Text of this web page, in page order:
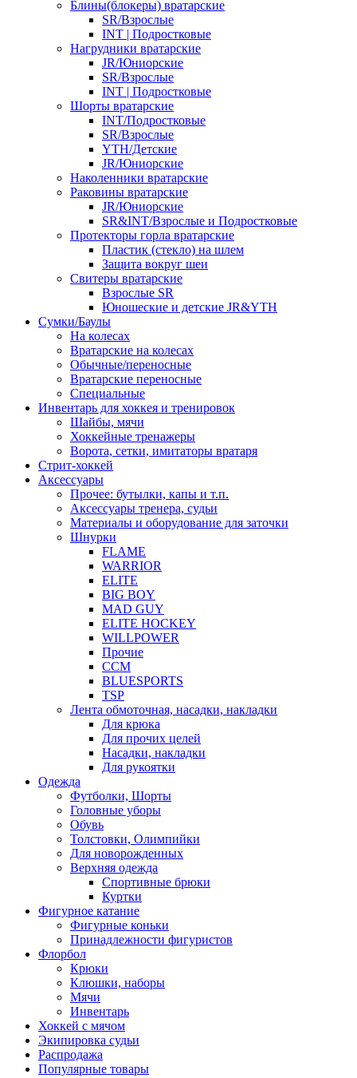
Блины(блокеры) вратарские
SR/Взрослые
INT | Подростковые
Нагрудники вратарские
JR/Юниорские
SR/Взрослые
INT | Подростковые
Шорты вратарские
INT/Подростковые
SR/Взрослые
YTH/Детские
JR/Юниорские
Наколенники вратарские
Раковины вратарские
JR/Юниорские
SR&INT/Взрослые и Подростковые
Протекторы горла вратарские
Пластик (стекло) на шлем
Защита вокруг шеи
Свитеры вратарские
Взрослые SR
Юношеские и детские JR&YTH
Сумки/Баулы
На колесах
Вратарские на колесах
Обычные/переносные
Вратарские переносные
Специальные
Инвентарь для хоккея и тренировок
Шайбы, мячи
Хоккейные тренажеры
Ворота, сетки, имитаторы вратаря
Стрит-хоккей
Аксессуары
Прочее: бутылки, капы и т.п.
Аксессуары тренера, судьи
Материалы и оборудование для заточки
Шнурки
FLAME
WARRIOR
ELITE
BIG BOY
MAD GUY
ELITE HOCKEY
WILLPOWER
Прочие
CCM
BLUESPORTS
TSP
Лента обмоточная, насадки, накладки
Для крюка
Для прочих целей
Насадки, накладки
Для рукоятки
Одежда
Футболки, Шорты
Головные уборы
Обувь
Толстовки, Олимпийки
Для новорожденных
Верхняя одежда
Спортивные брюки
Куртки
Фигурное катание
Фигурные коньки
Принадлежности фигуристов
Флорбол
Крюки
Клюшки, наборы
Мячи
Инвентарь
Хоккей с мячом
Экипировка судьи
Распродажа
Популярные товары